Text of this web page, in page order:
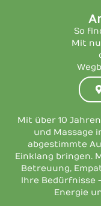
So
Mit
Mit über 10
und Massage
abgestimmte
Einklang bringen.
Betreuung,
Ihre Bedürfnisse
Energie